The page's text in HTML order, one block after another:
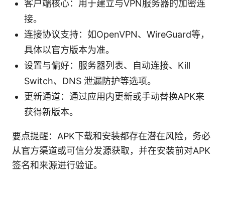
客户端核心：用于建立与VPN服务器的加密连
接。
连接协议支持：如OpenVPN、WireGuard等，
具体以官方版本为准。
设置与偏好：服务器列表、自动连接、Kill
Switch、DNS 泄漏防护等选项。
更新通道：通过应用内更新或手动替换APK来
获得新版本。
要点提醒：APK下载和安装都存在潜在风险，务必
从官方渠道或可信分发源获取，并在安装前对APK
签名和来源进行验证。